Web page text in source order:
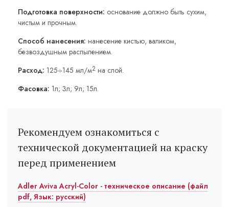
Подготовка поверхности: основание должно быть сухим,
чистым и прочным.
Способ нанесения: нанесение кистью, валиком,
безвоздушным распылением.
Расход: 125÷145 мл/м2 на слой.
Фасовка: 1л; 3л; 9л; 15л.
Рекомендуем ознакомиться с
технической документацией на краску
перед применением
Adler Aviva Acryl-Color - техническое описание (файл
pdf, Язык: русский)